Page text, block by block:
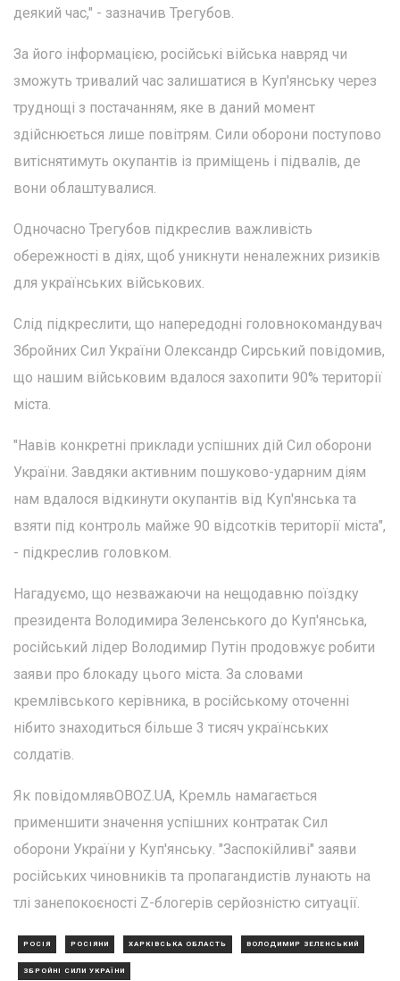
деякий час," - зазначив Трегубов.
За його інформацією, російські війська навряд чи
зможуть тривалий час залишатися в Куп'янську через
труднощі з постачанням, яке в даний момент
здійснюється лише повітрям. Сили оборони поступово
витіснятимуть окупантів із приміщень і підвалів, де
вони облаштувалися.
Одночасно Трегубов підкреслив важливість
обережності в діях, щоб уникнути неналежних ризиків
для українських військових.
Слід підкреслити, що напередодні головнокомандувач
Збройних Сил України Олександр Сирський повідомив,
що нашим військовим вдалося захопити 90% території
міста.
"Навів конкретні приклади успішних дій Сил оборони
України. Завдяки активним пошуково-ударним діям
нам вдалося відкинути окупантів від Куп'янська та
взяти під контроль майже 90 відсотків території міста",
- підкреслив головком.
Нагадуємо, що незважаючи на нещодавню поїздку
президента Володимира Зеленського до Куп'янська,
російський лідер Володимир Путін продовжує робити
заяви про блокаду цього міста. За словами
кремлівського керівника, в російському оточенні
нібито знаходиться більше 3 тисяч українських
солдатів.
Як повідомлявOBOZ.UA, Кремль намагається
применшити значення успішних контратак Сил
оборони України у Куп'янську. "Заспокійливі" заяви
російських чиновників та пропагандистів лунають на
тлі занепокоєності Z-блогерів серйозністю ситуації.
РОСІЯ РОСІЯНИ ХАРКІВСЬКА ОБЛАСТЬ ВОЛОДИМИР ЗЕЛЕНСЬКИЙ
ЗБРОЙНІ СИЛИ УКРАЇНИ